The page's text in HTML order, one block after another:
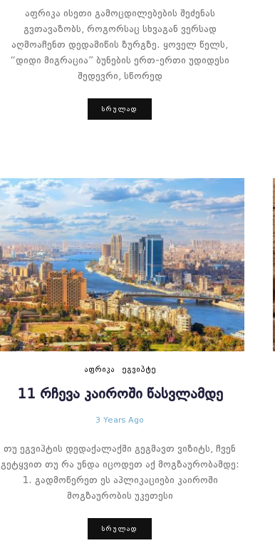
აფრიკა ისეთი გამოცდილებების შეძენას
გვთავაზობს, როგორსაც სხვაგან ვერსად
აღმოაჩენთ დედამიწის ზურგზე. ყოველ წელს,
“დიდი მიგრაცია” ბუნების ერთ-ერთი უდიდესი
შედევრი, სწორედ
ᲡᲠᲣᲚᲐᲓ
ᲐᲤᲠᲘᲙᲐ ᲔᲒᲕᲘᲞᲢᲔ
11 ᲠᲩᲔᲕᲐ ᲙᲐᲘᲠᲝᲨᲘ ᲬᲐᲡᲕᲚᲐᲛᲓᲔ
3 Years Ago
თუ ეგვიპტის დედაქალაქში გეგმავთ ვიზიტს, ჩვენ
გეტყვით თუ რა უნდა იცოდეთ აქ მოგზაურობამდე:
1. გადმოწერეთ ეს აპლიკაციები კაიროში
მოგზაურობის უკეთესი
ᲡᲠᲣᲚᲐᲓ